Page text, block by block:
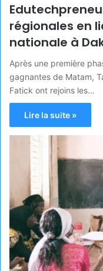
régionales en
nationale à
Après une première
gagnantes de Matam,
Fatick ont rejoins les…
Lire la suite »